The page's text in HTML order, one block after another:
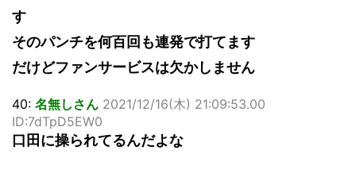
す
そのパンチを何百回も連発で打てます
だけどファンサービスは欠かしません
40: 名無しさん 2021/12/16(木) 21:09:53.00
ID:7dTpD5EW0
口田に操られてるんだよな